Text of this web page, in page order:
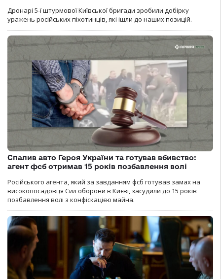
Дронарі 5-ї штурмової Київської бригади зробили добірку
уражень російських піхотинців, які ішли до наших позицій.
Спалив авто Героя України та готував вбивство:
агент фсб отримав 15 років позбавлення волі
Російського агента, який за завданням фсб готував замах на
високопосадовця Сил оборони в Києві, засудили до 15 років
позбавлення волі з конфіскацією майна.